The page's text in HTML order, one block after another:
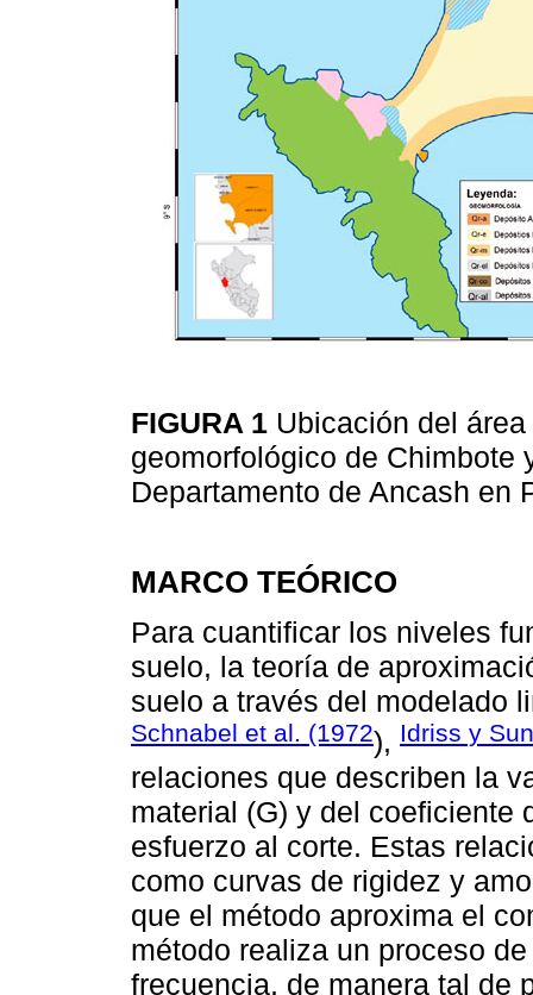
FIGURA 1 Ubicación del
geomorfológico de Chimbote
Departamento de Ancash
MARCO TEÓRICO
Para cuantificar los niveles
suelo, la teoría de
suelo a través del modelado
Schnabel et al. (1972), Idriss y
relaciones que describen la
material (G) y del coeficiente
esfuerzo al corte. Estas
como curvas de rigidez y
que el método aproxima el
método realiza un proceso
frecuencia, de manera tal de